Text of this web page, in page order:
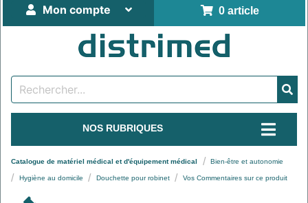
0 article
Mon compte
NOS RUBRIQUES
Catalogue de matériel médical et d'équipement médical Bien-être et autonomie
Hygiène au domicile Douchette pour robinet Vos Commentaires sur ce produit